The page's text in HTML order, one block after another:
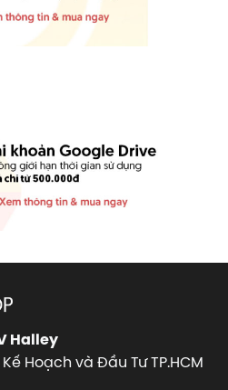
Halley
Hoạch và Đầu Tư TP.HCM